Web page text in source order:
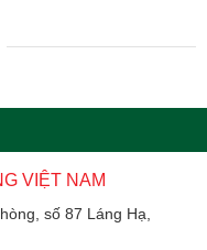
VIỆT NAM
số 87 Láng Hạ,